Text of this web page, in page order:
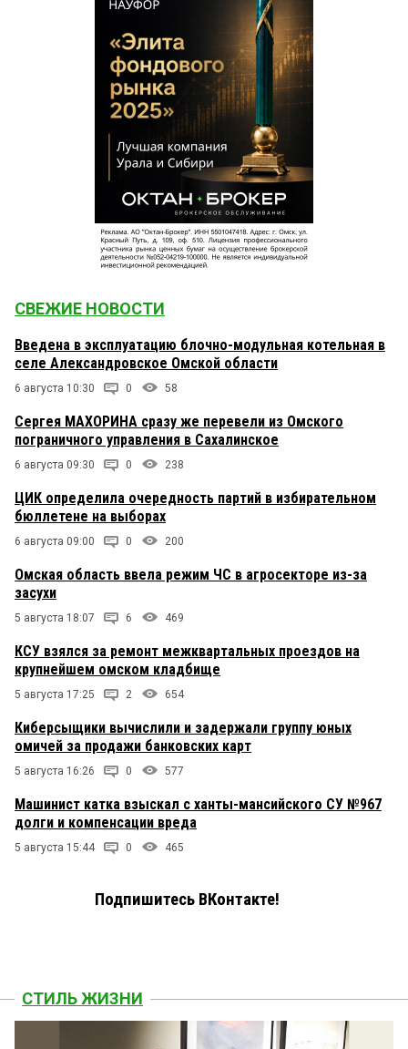
СВЕЖИЕ НОВОСТИ
Введена в эксплуатацию блочно-модульная котельная в
селе Александровское Омской области
6 августа 10:30 0 58
Сергея МАХОРИНА сразу же перевели из Омского
пограничного управления в Сахалинское
6 августа 09:30 0 238
ЦИК определила очередность партий в избирательном
бюллетене на выборах
6 августа 09:00 0 200
Омская область ввела режим ЧС в агросекторе из-за
засухи
5 августа 18:07 6 469
КСУ взялся за ремонт межквартальных проездов на
крупнейшем омском кладбище
5 августа 17:25 2 654
Киберсыщики вычислили и задержали группу юных
омичей за продажи банковских карт
5 августа 16:26 0 577
Машинист катка взыскал с ханты-мансийского СУ №967
долги и компенсации вреда
5 августа 15:44 0 465
Подпишитесь ВКонтакте!
СТИЛЬ ЖИЗНИ